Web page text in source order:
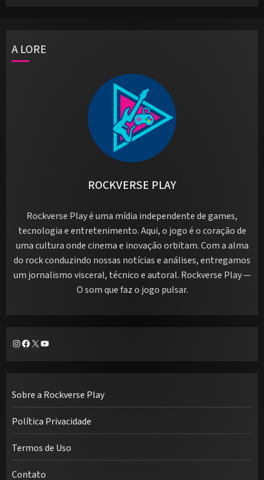
A LORE
ROCKVERSE PLAY
Rockverse Play é uma mídia independente de games,
tecnologia e entretenimento. Aqui, o jogo é o coração de
uma cultura onde cinema e inovação orbitam. Com a alma
do rock conduzindo nossas notícias e análises, entregamos
um jornalismo visceral, técnico e autoral. Rockverse Play —
O som que faz o jogo pulsar.
Instagram
Facebook
X Youtube
Sobre a Rockverse Play
Política Privacidade
Termos de Uso
Contato